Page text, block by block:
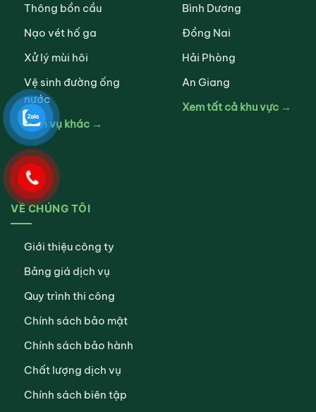
Thông bồn cầu
Nạo vét hố ga
Xử lý mùi hôi
Vệ sinh đường ống
nước
Dịch vụ khác →
Bình Dương
Đồng Nai
Hải Phòng
An Giang
Xem tất cả khu vực →
VỀ CHÚNG TÔI
Giới thiệu công ty
Bảng giá dịch vụ
Quy trình thi công
Chính sách bảo mật
Chính sách bảo hành
Chất lượng dịch vụ
Chính sách biên tập